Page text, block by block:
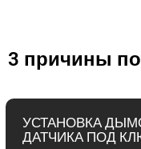
3 причины
УСТАНОВКА
ДАТЧИКА ПОД